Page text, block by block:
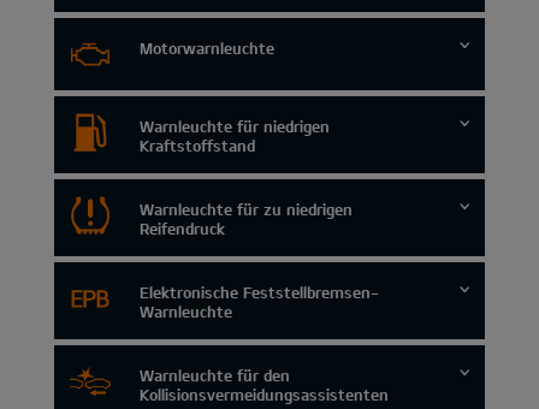
Motorwarnleuchte
Warnleuchte für niedrigen
Kraftstoffstand
Warnleuchte für zu niedrigen
Reifendruck
Elektronische Feststellbremsen-
Warnleuchte
Warnleuchte für den
Kollisionsvermeidungsassistenten